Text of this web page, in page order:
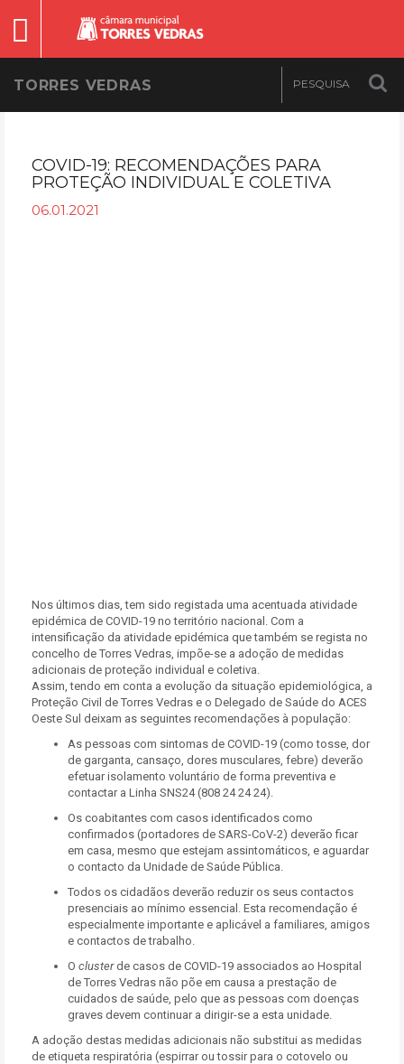
TORRES VEDRAS
COVID-19: RECOMENDAÇÕES PARA
PROTEÇÃO INDIVIDUAL E COLETIVA
06.01.2021
Nos últimos dias, tem sido registada uma acentuada atividade
epidémica de COVID-19 no território nacional. Com a
intensificação da atividade epidémica que também se regista no
concelho de Torres Vedras, impõe-se a adoção de medidas
adicionais de proteção individual e coletiva.
Assim, tendo em conta a evolução da situação epidemiológica, a
Proteção Civil de Torres Vedras e o Delegado de Saúde do ACES
Oeste Sul deixam as seguintes recomendações à população:
As pessoas com sintomas de COVID-19 (como tosse, dor
de garganta, cansaço, dores musculares, febre) deverão
efetuar isolamento voluntário de forma preventiva e
contactar a Linha SNS24 (808 24 24 24).
Os coabitantes com casos identificados como
confirmados (portadores de SARS-CoV-2) deverão ficar
em casa, mesmo que estejam assintomáticos, e aguardar
o contacto da Unidade de Saúde Pública.
Todos os cidadãos deverão reduzir os seus contactos
presenciais ao mínimo essencial. Esta recomendação é
especialmente importante e aplicável a familiares, amigos
e contactos de trabalho.
O clusterde casos de COVID-19 associados ao Hospital
de Torres Vedras não põe em causa a prestação de
cuidados de saúde, pelo que as pessoas com doenças
graves devem continuar a dirigir-se a esta unidade.
A adoção destas medidas adicionais não substitui as medidas
de etiqueta respiratória (espirrar ou tossir para o cotovelo ou